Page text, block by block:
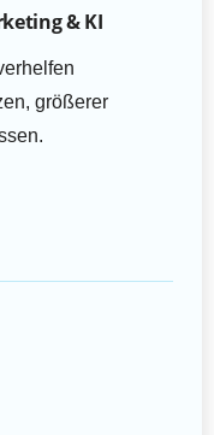
& KI
größerer